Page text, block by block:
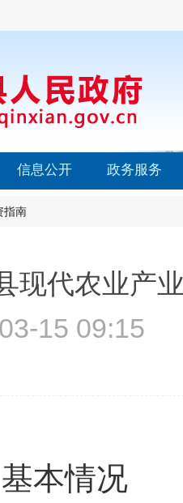
信息公开 政务服务
指南
现代农业产
03-15
本情况